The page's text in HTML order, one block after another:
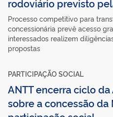
rodoviário previsto
Processo competitivo para
concessionária prevê acesso
interessados realizem
propostas
PARTICIPAÇÃO SOCIAL
ANTT encerra ciclo
sobre a concessão